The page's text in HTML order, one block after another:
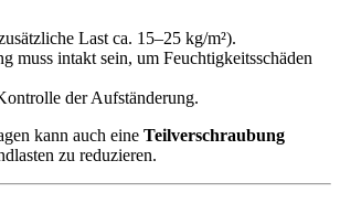
Last ca. 15–25 kg/m²).
muss intakt sein, um Feuchtigkeitsschäden
der Aufständerung.
kann auch eine Teilverschraubung
zu reduzieren.